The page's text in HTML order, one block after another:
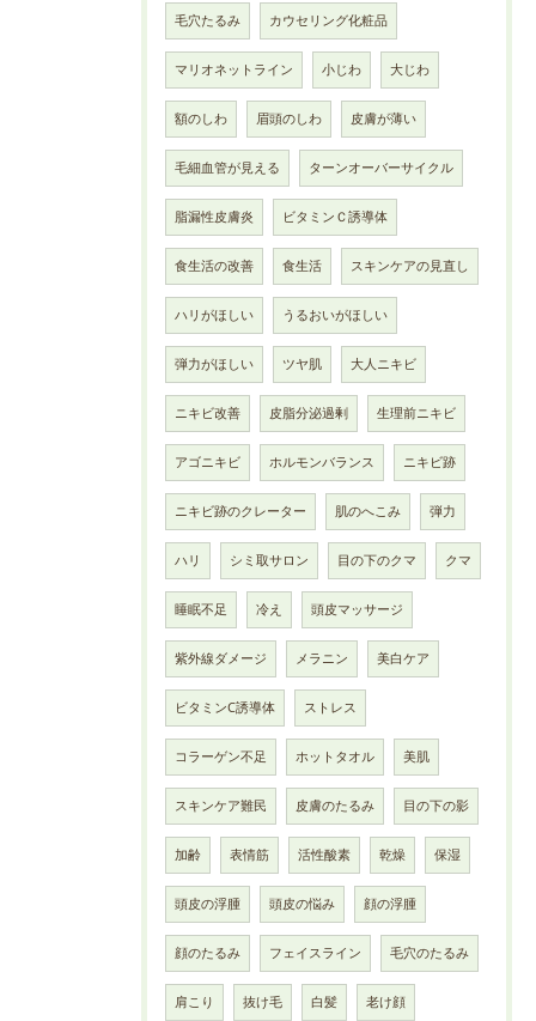
毛穴たるみ カウセリング化粧品
マリオネットライン 小じわ 大じわ
額のしわ 眉頭のしわ 皮膚が薄い
毛細血管が見える ターンオーバーサイクル
脂漏性皮膚炎 ビタミンＣ誘導体
食生活の改善 食生活 スキンケアの見直し
ハリがほしい うるおいがほしい
弾力がほしい ツヤ肌 大人ニキビ
ニキビ改善 皮脂分泌過剰 生理前ニキビ
アゴニキビ ホルモンバランス ニキビ跡
ニキビ跡のクレーター 肌のへこみ 弾力
ハリ シミ取サロン 目の下のクマ クマ
睡眠不足 冷え 頭皮マッサージ
紫外線ダメージ メラニン 美白ケア
ビタミンC誘導体 ストレス
コラーゲン不足 ホットタオル 美肌
スキンケア難民 皮膚のたるみ 目の下の影
加齢 表情筋 活性酸素 乾燥 保湿
頭皮の浮腫 頭皮の悩み 顔の浮腫
顔のたるみ フェイスライン 毛穴のたるみ
肩こり 抜け毛 白髪 老け顔